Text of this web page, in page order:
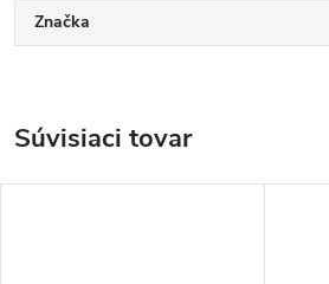
Značka
Súvisiaci tovar